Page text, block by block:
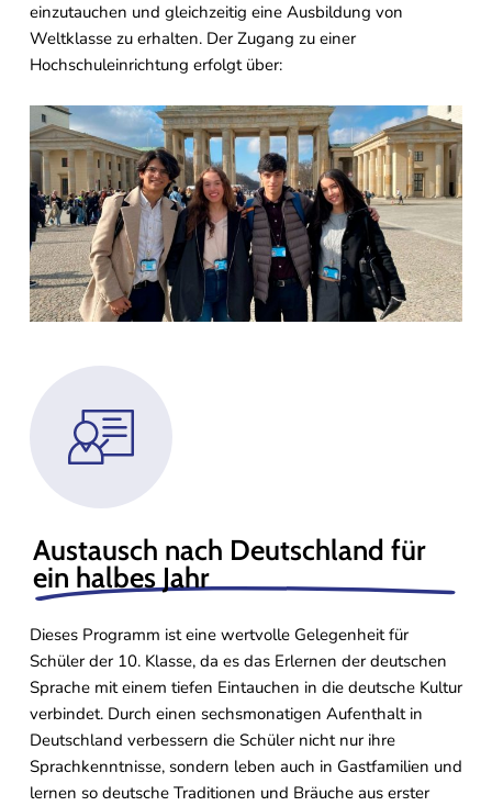
einzutauchen und gleichzeitig eine Ausbildung von
Weltklasse zu erhalten. Der Zugang zu einer
Hochschuleinrichtung erfolgt über:
Austausch nach Deutschland für
ein halbes Jahr
Dieses Programm ist eine wertvolle Gelegenheit für
Schüler der 10. Klasse, da es das Erlernen der deutschen
Sprache mit einem tiefen Eintauchen in die deutsche Kultur
verbindet. Durch einen sechsmonatigen Aufenthalt in
Deutschland verbessern die Schüler nicht nur ihre
Sprachkenntnisse, sondern leben auch in Gastfamilien und
lernen so deutsche Traditionen und Bräuche aus erster